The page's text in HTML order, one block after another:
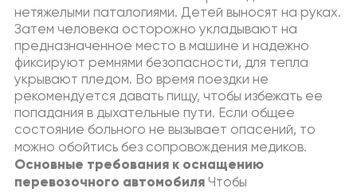
нетяжелыми паталогиями. Детей выносят на руках.
Затем человека осторожно укладывают на
предназначенное место в машине и надежно
фиксируют ремнями безопасности, для тепла
укрывают пледом. Во время поездки не
рекомендуется давать пищу, чтобы избежать ее
попадания в дыхательные пути. Если общее
состояние больного не вызывает опасений, то
можно обойтись без сопровождения медиков.
Основные требования к оснащению
перевозочного автомобиля Чтобы